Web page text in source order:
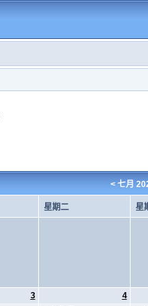
< 七月
星期二 星
3
4